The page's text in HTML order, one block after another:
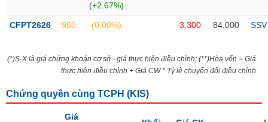
(+2.67%)
CFPT2626 950 (0.00%) -3,300 84,000 SSV
(*)S-X là giá chứng khoán cơ sở - giá thực hiện điều chỉnh; (**)Hòa vốn = Giá
thực hiện điều chỉnh + Giá CW * Tỷ lệ chuyển đổi điều chỉnh
Chứng quyền cùng TCPH (KIS)
Giá
TIÊU
DÙNG